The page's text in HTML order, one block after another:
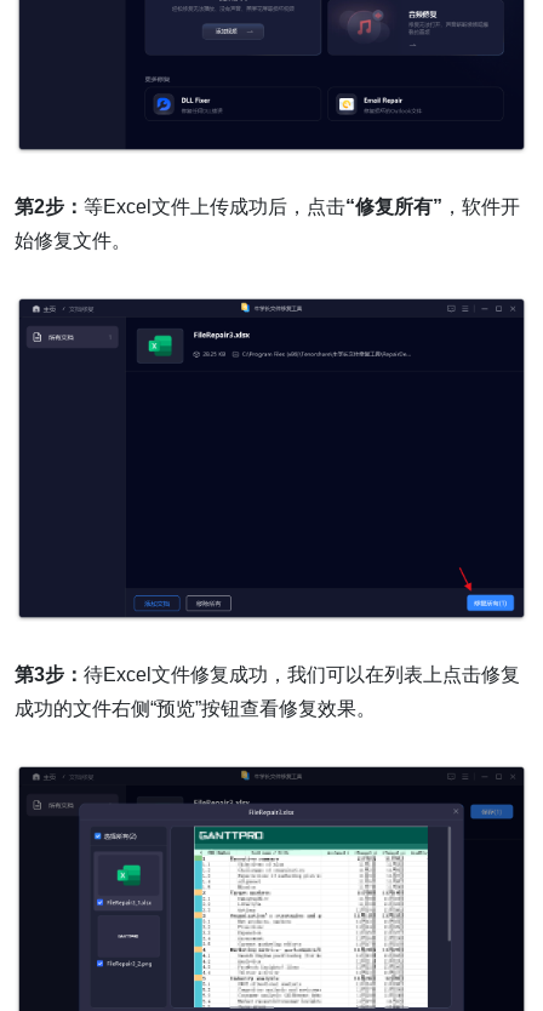
第2步： 等Excel文件上传成功后，点击“修复所有” ，软件开
始修复文件。
第3步： 待Excel文件修复成功，我们可以在列表上点击修复
成功的文件右侧“预览”按钮查看修复效果。